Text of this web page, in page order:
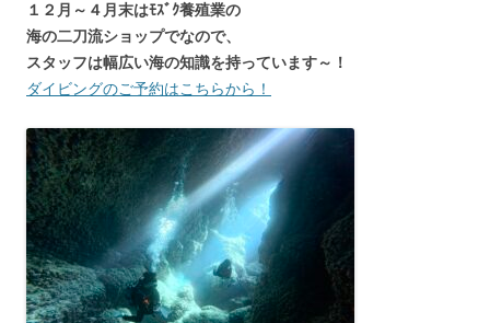
１２月～４月末はﾓｽﾞｸ養殖業の
海の二刀流ショップでなので、
スタッフは幅広い海の知識を持っています～！
ダイビングのご予約はこちらから！